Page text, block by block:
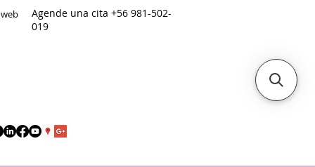
Agende una cita +56 981-502-
019